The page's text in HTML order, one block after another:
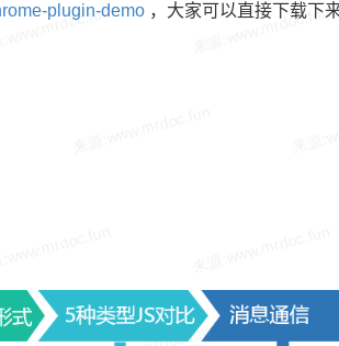
plugin-demo ，大家可以直接下载下